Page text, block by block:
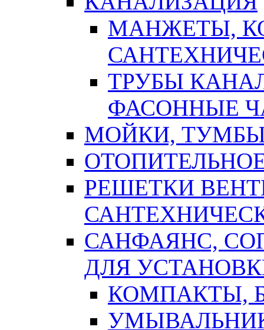
МАНЖЕТЫ,
ТРУБЫ
ФАСОННЫЕ
МОЙКИ,
РЕШЕТКИ
САНФАЯНС,
ДЛЯ
КОМПАКТЫ,